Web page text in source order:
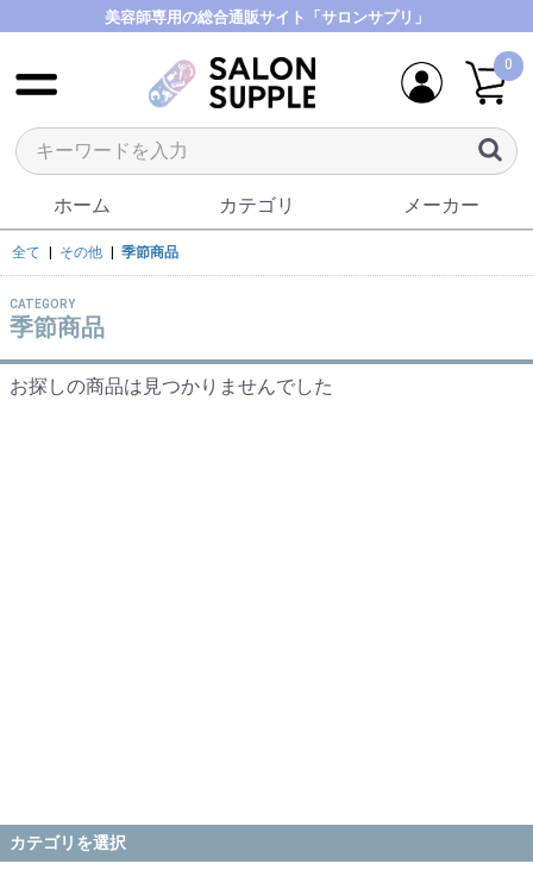
美容師専用の総合通販サイト「サロンサプリ」
0
ホーム カテゴリ メーカー
カテゴリを選択
全て その他 季節商品
CATEGORY
季節商品
お探しの商品は見つかりませんでした